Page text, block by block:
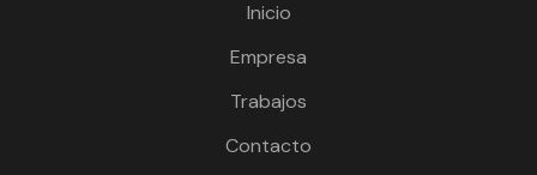
Inicio
Empresa
Trabajos
Contacto